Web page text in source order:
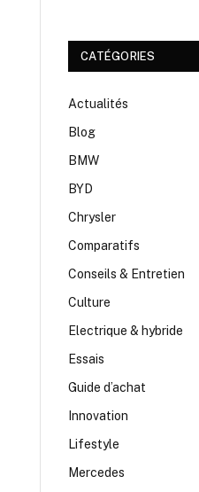
CATÉGORIES
Actualités
Blog
BMW
BYD
Chrysler
Comparatifs
Conseils & Entretien
Culture
Electrique & hybride
Essais
Guide d’achat
Innovation
Lifestyle
Mercedes